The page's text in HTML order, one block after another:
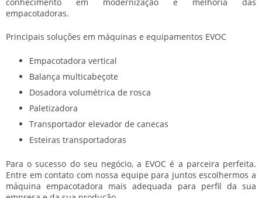
conhecimento em modernização e melhoria das
empacotadoras.
Principais soluções em máquinas e equipamentos EVOC
Empacotadora vertical
Balança multicabeçote
Dosadora volumétrica de rosca
Paletizadora
Transportador elevador de canecas
Esteiras transportadoras
Para o sucesso do seu negócio, a EVOC é a parceira perfeita.
Entre em contato com nossa equipe para juntos escolhermos a
máquina empacotadora mais adequada para perfil da sua